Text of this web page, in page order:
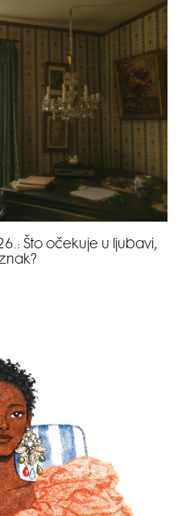
Što očekuje u ljubavi,